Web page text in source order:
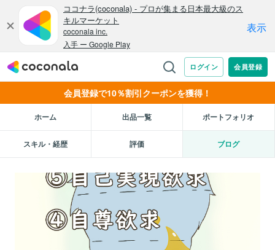
会員登録で10％割引クーポンを獲得！
ホーム 出品一覧 ポートフォリオ
スキル・経歴 評価 ブログ